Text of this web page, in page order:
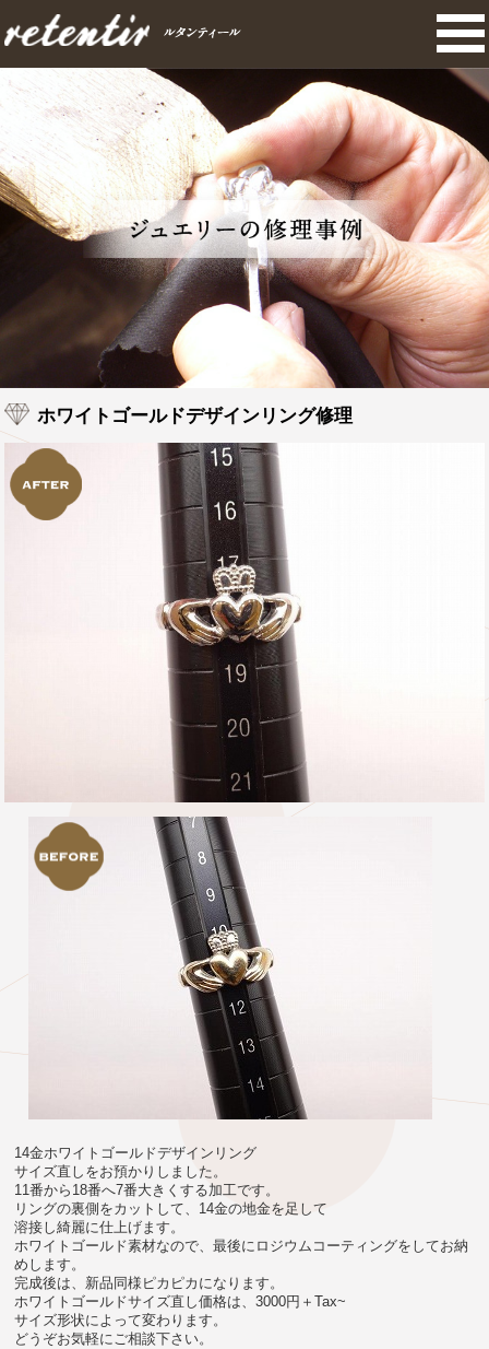
ホワイトゴールドデザインリング修理
14金ホワイトゴールドデザインリング
サイズ直しをお預かりしました。
11番から18番へ7番大きくする加工です。
リングの裏側をカットして、14金の地金を足して
溶接し綺麗に仕上げます。
ホワイトゴールド素材なので、最後にロジウムコーティングをしてお納
めします。
完成後は、新品同様ピカピカになります。
ホワイトゴールドサイズ直し価格は、3000円＋Tax~
サイズ形状によって変わります。
どうぞお気軽にご相談下さい。